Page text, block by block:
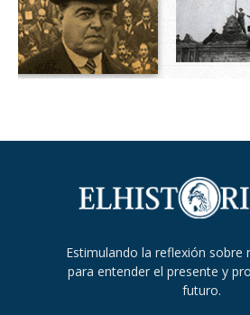
Estimulando la reflexión sobre
para entender el presente y
futuro.